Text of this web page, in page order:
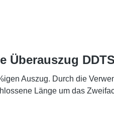
Auszug. Durch die
Länge um das